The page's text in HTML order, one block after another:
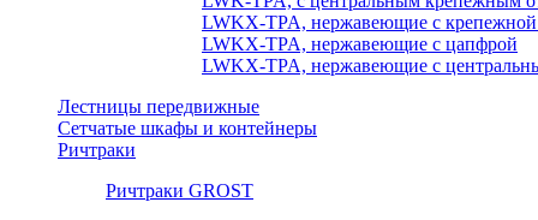
LWKX-TPA, нержавеющие с
LWKX-TPA, нержавеющие с цапфрой
LWKX-TPA, нержавеющие с
Лестницы передвижные
Сетчатые шкафы и контейнеры
Ричтраки
Ричтраки GROST